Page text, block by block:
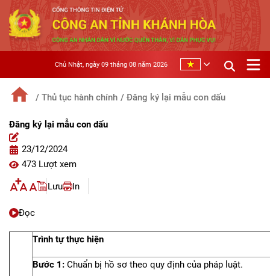
Chủ Nhật, ngày 09 tháng 08 năm 2026
/ Thủ tục hành chính / Đăng ký lại mẫu con dấu
Đăng ký lại mẫu con dấu
23/12/2024
473 Lượt xem
Lưu In
Đọc
Trình tự thực hiện
Bước 1: Chuẩn bị hồ sơ theo quy định của pháp luật.